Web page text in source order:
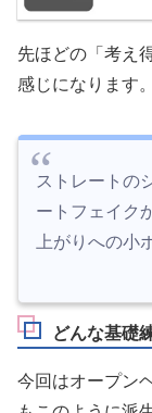
先ほどの「考え
感じになります。
ストレートの
ートフェイク
上がりへの小
どんな基礎
今回はオープン